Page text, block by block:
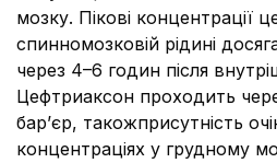
мозку. Пікові концентрації
спинномозковій рідині
через 4–6 годин після
Цефтриаксон проходить
бар’єр, такожприсутність
концентраціях у грудному